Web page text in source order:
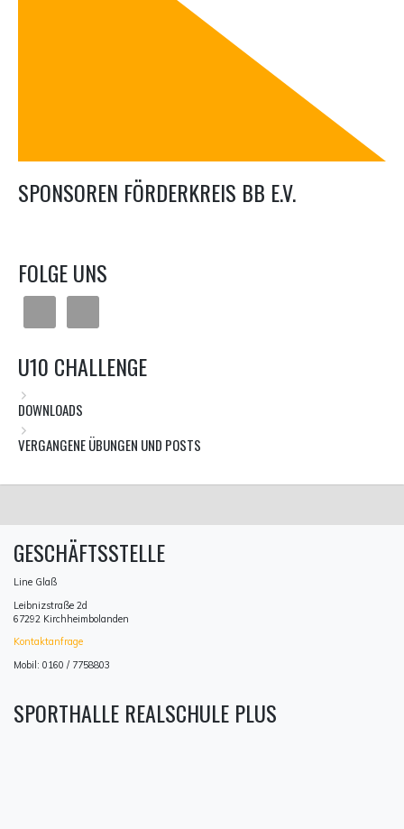
SPONSOREN FÖRDERKREIS BB E.V.
FOLGE UNS
U10 CHALLENGE
DOWNLOADS
VERGANGENE ÜBUNGEN UND POSTS
GESCHÄFTSSTELLE
Line Glaß
Leibnizstraße 2d
67292 Kirchheimbolanden
Kontaktanfrage
Mobil: 0160 / 7758803
SPORTHALLE REALSCHULE PLUS